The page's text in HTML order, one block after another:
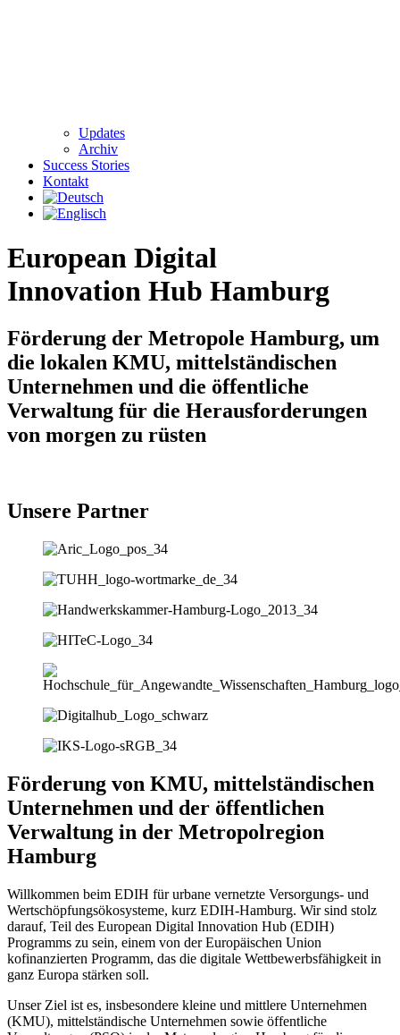
Updates
Archiv
Success Stories
Kontakt
European Digital
Innovation Hub Hamburg
Förderung der Metropole Hamburg, um
die lokalen KMU, mittelständischen
Unternehmen und die öffentliche
Verwaltung für die Herausforderungen
von morgen zu rüsten
Unsere Partner
Förderung von KMU, mittelständischen
Unternehmen und der öffentlichen
Verwaltung in der Metropolregion
Hamburg
Willkommen beim EDIH für urbane vernetzte Versorgungs- und
Wertschöpfungsökosysteme, kurz EDIH-Hamburg. Wir sind stolz
darauf, Teil des European Digital Innovation Hub (EDIH)
Programms zu sein, einem von der Europäischen Union
kofinanzierten Programm, das die digitale Wettbewerbsfähigkeit in
ganz Europa stärken soll.
Unser Ziel ist es, insbesondere kleine und mittlere Unternehmen
(KMU), mittelständische Unternehmen sowie öffentliche